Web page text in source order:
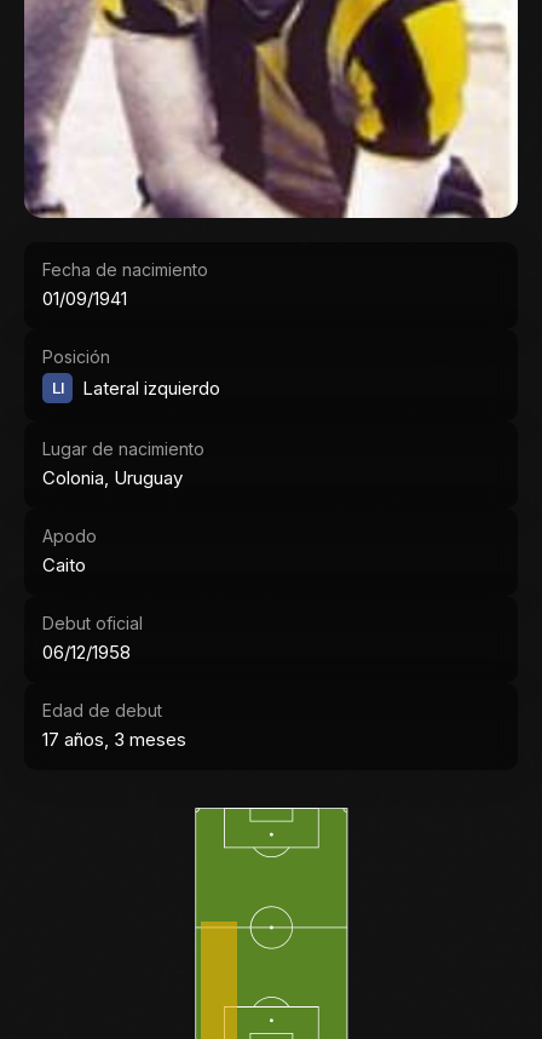
Fecha de nacimiento
01/09/1941
Posición
LI Lateral izquierdo
Lugar de nacimiento
Colonia, Uruguay
Apodo
Caito
Debut oficial
06/12/1958
Edad de debut
17 años, 3 meses